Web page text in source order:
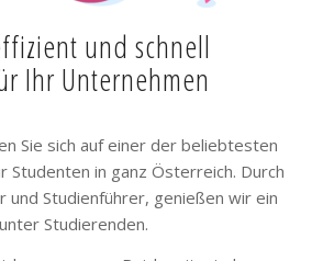
und schnell
Ihr Unternehmen
Sie sich auf einer der beliebtesten
Studenten in ganz Österreich. Durch
und Studienführer, genießen wir ein
Studierenden.